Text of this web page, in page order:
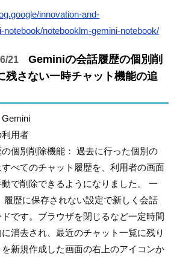
innovation-and-
notebook/notebooklm-gemini-notebook/
21
Geminiの会話履歴の個別削
残さない一時チャット機能の追
Gemini
利用者
の個別削除機能： 過去に行った個別の
べてのチャット履歴を、利用者の画面
動で削除できるようになりました。 一
履歴に保存されない設定で新しく会話
です。ブラウザを閉じるなど一定時間
消去され、最近のチャット一覧に残り
新規作成した画面の右上のアイコンか